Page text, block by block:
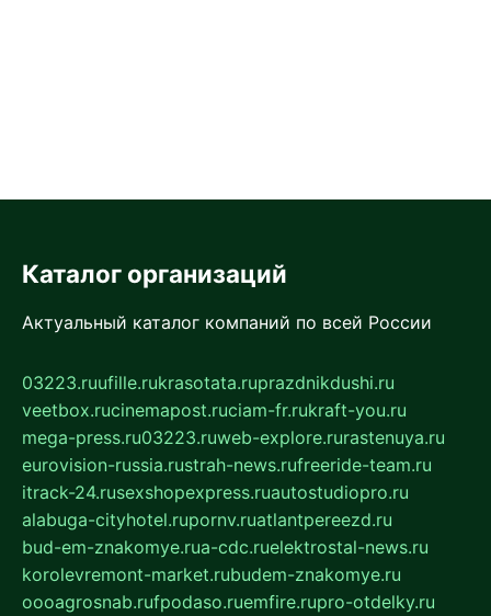
Каталог организаций
Актуальный каталог компаний по всей России
03223.ruufille.rukrasotata.ruprazdnikdushi.ru
veetbox.rucinemapost.ruciam-fr.rukraft-you.ru
mega-press.ru03223.ruweb-explore.rurastenuya.ru
eurovision-russia.rustrah-news.rufreeride-team.ru
itrack-24.rusexshopexpress.ruautostudiopro.ru
alabuga-cityhotel.rupornv.ruatlantpereezd.ru
bud-em-znakomye.rua-cdc.ruelektrostal-news.ru
korolevremont-market.rubudem-znakomye.ru
oooagrosnab.rufpodaso.ruemfire.rupro-otdelky.ru